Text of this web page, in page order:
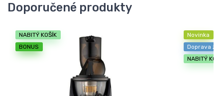
Doporučené produkty
NABITÝ KOŠÍK
BONUS
Novinka
Doprava
NABITÝ